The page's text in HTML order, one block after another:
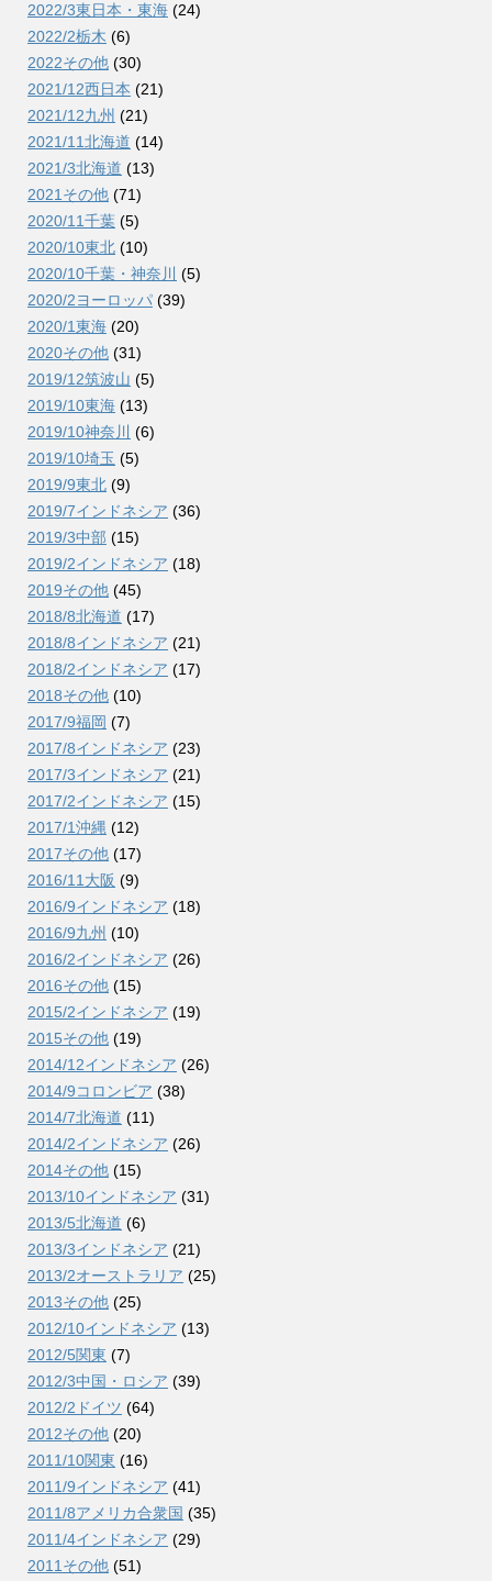
2022/3東日本・東海 (24)
2022/2栃木 (6)
2022その他 (30)
2021/12西日本 (21)
2021/12九州 (21)
2021/11北海道 (14)
2021/3北海道 (13)
2021その他 (71)
2020/11千葉 (5)
2020/10東北 (10)
2020/10千葉・神奈川
(5)
2020/2ヨーロッパ (39)
2020/1東海 (20)
2020その他 (31)
2019/12筑波山 (5)
2019/10東海 (13)
2019/10神奈川
(6)
2019/10埼玉 (5)
2019/9東北 (9)
2019/7インドネシア (36)
2019/3中部 (15)
2019/2インドネシア (18)
2019その他 (45)
2018/8北海道 (17)
2018/8インドネシア (21)
2018/2インドネシア (17)
2018その他 (10)
2017/9福岡 (7)
2017/8インドネシア (23)
2017/3インドネシア (21)
2017/2インドネシア (15)
2017/1沖縄 (12)
2017その他 (17)
2016/11大阪 (9)
2016/9インドネシア (18)
2016/9九州 (10)
2016/2インドネシア (26)
2016その他 (15)
2015/2インドネシア (19)
2015その他 (19)
2014/12インドネシア (26)
2014/9コロンビア (38)
2014/7北海道 (11)
2014/2インドネシア (26)
2014その他 (15)
2013/10インドネシア (31)
2013/5北海道 (6)
2013/3インドネシア (21)
2013/2オーストラリア (25)
2013その他 (25)
2012/10インドネシア (13)
2012/5関東 (7)
2012/3中国・ロシア (39)
2012/2ドイツ (64)
2012その他 (20)
2011/10関東 (16)
2011/9インドネシア (41)
2011/8アメリカ合衆国 (35)
2011/4インドネシア (29)
2011その他 (51)